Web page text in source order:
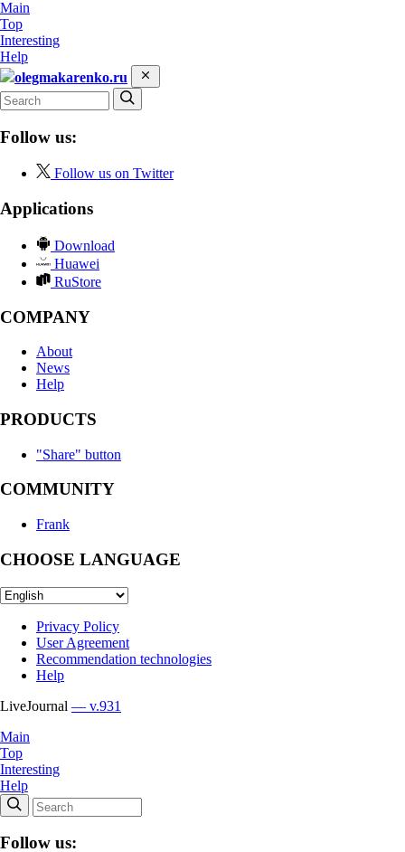
Main
Top
Interesting
Help
olegmakarenko.ru
Follow us:
Follow us on Twitter
Applications
Download
Huawei
RuStore
COMPANY
About
News
Help
PRODUCTS
"Share" button
COMMUNITY
Frank
CHOOSE LANGUAGE
Privacy Policy
User Agreement
Recommendation technologies
Help
LiveJournal — v.931
Main
Top
Interesting
Help
Follow us: